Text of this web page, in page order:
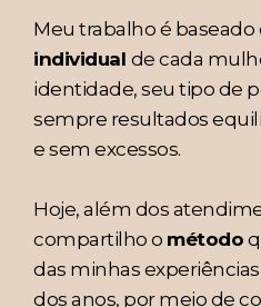
Meu trabalho é baseado
individual de cada
identidade, seu tipo de
sempre resultados
e sem excessos.
Hoje, além dos
compartilho o método
das minhas
dos anos, por meio de